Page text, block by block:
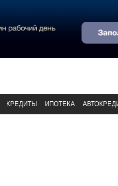
КРЕДИТЫ ИПОТЕКА